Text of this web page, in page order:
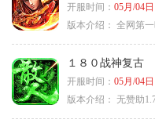
开服时间： 05月/04日
版本介绍： 全网第
１８０战神复古
开服时间： 05月/04日
版本介绍： 无赞助